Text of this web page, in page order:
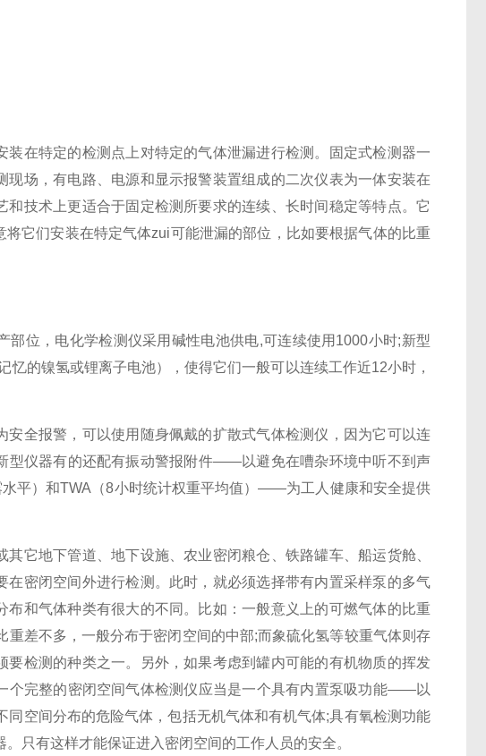
在特定的检测点上对特定的气体泄漏进行检测。固定式检测器一
场，有电路、电源和显示报警装置组成的二次仪表为一体安装在
技术上更适合于固定检测所要求的连续、长时间稳定等特点。它
它们安装在特定气体zui可能泄漏的部位，比如要根据气体的比重
位，电化学检测仪采用碱性电池供电,可连续使用1000小时;新型
的镍氢或锂离子电池），使得它们一般可以连续工作近12小时，
全报警，可以使用随身佩戴的扩散式气体检测仪，因为它可以连
型仪器有的还配有振动警报附件——以避免在嘈杂环境中听不到声
平）和TWA（8小时统计权重平均值）——为工人健康和安全提供
它地下管道、地下设施、农业密闭粮仓、铁路罐车、船运货舱、
密闭空间外进行检测。此时，就必须选择带有内置采样泵的多气
和气体种类有很大的不同。比如：一般意义上的可燃气体的比重
差不多，一般分布于密闭空间的中部;而象硫化氢等较重气体则存
检测的种类之一。另外，如果考虑到罐内可能的有机物质的挥发
个完整的密闭空间气体检测仪应当是一个具有内置泵吸功能——以
空间分布的危险气体，包括无机气体和有机气体;具有氧检测功能
只有这样才能保证进入密闭空间的工作人员的安全。